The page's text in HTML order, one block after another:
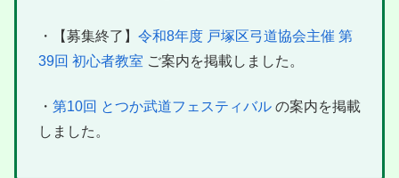
・【募集終了】 令和8年度 戸塚区弓道協会主催 第
39回 初心者教室 ご案内を掲載しました。
・ 第10回 とつか武道フェスティバル の案内を掲載
しました。